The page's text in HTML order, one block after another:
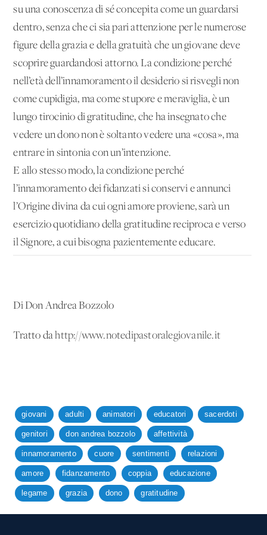
su una conoscenza di sé concepita come un guardarsi
dentro, senza che ci sia pari attenzione per le numerose
figure della grazia e della gratuità che un giovane deve
scoprire guardandosi attorno. La condizione perché
nell’età dell’innamoramento il desiderio si risvegli non
come cupidigia, ma come stupore e meraviglia, è un
lungo tirocinio di gratitudine, che ha insegnato che
vedere un dono non è soltanto vedere una «cosa», ma
entrare in sintonia con un’intenzione.
E allo stesso modo, la condizione perché
l’innamoramento dei fidanzati si conservi e annunci
l’Origine divina da cui ogni amore proviene, sarà un
esercizio quotidiano della gratitudine reciproca e verso
il Signore, a cui bisogna pazientemente educare.
Di Don Andrea Bozzolo
Tratto dahttp://www.notedipastoralegiovanile.it
giovani adulti animatori educatori sacerdoti
genitori don andrea bozzolo affettività
innamoramento cuore sentimenti relazioni
amore fidanzamento coppia educazione
legame grazia dono gratitudine